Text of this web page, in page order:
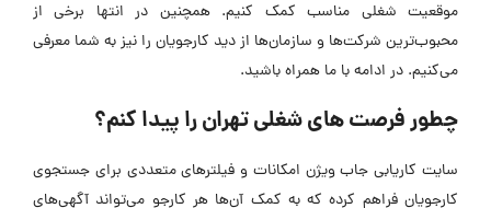
موقعیت شغلی مناسب کمک کنیم. همچنین در انتها برخی از
محبوب‌ترین شرکت‌ها و سازمان‌ها از دید کارجویان را نیز به شما معرفی
می‌کنیم. در ادامه با ما همراه باشید.
چطورفرصت های شغلی تهرانرا پیدا کنم؟
سایت کاریابی جاب ویژن امکانات و فیلترهای متعددی برای جستجوی
کارجویان فراهم کرده که به کمک آن‌ها هر کارجو می‌تواند آگهی‌های